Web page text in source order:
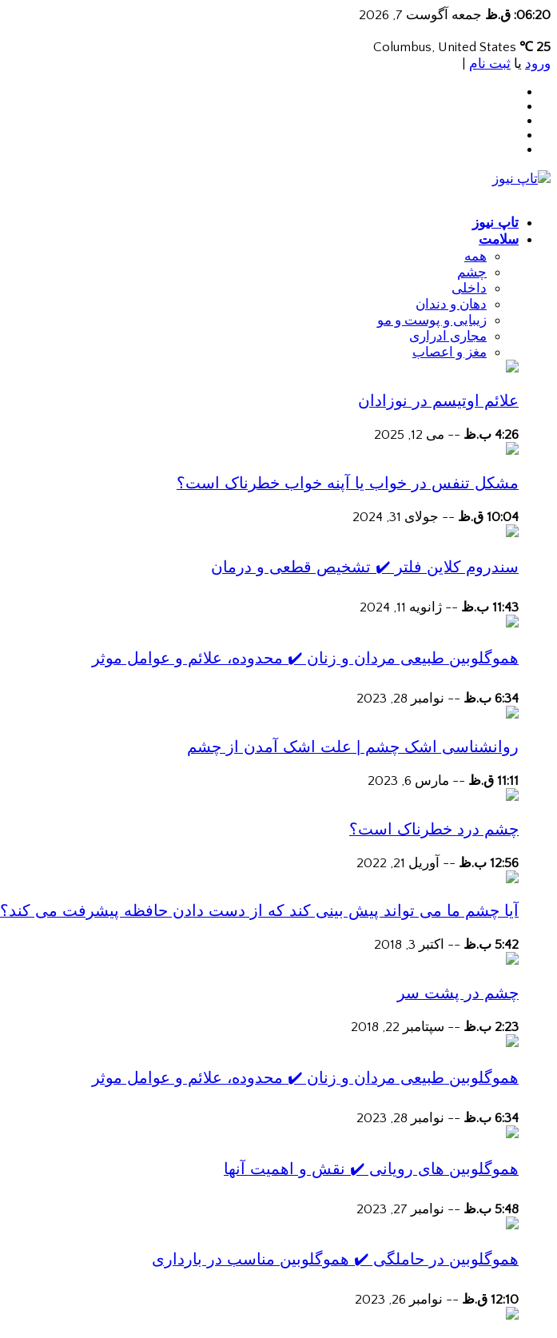
06:20: ق.ظ جمعه آگوست 7, 2026
25 ℃
ورود یا ثبت نام
تاپ نیوز
سلامت
همه
چشم
داخلی
دهان و دندان
زیبایی و پوست و مو
مجاری ادراری
مغز و اعصاب
علائم اوتیسم در نوزادان
4:26 ب.ظ -- می 12, 2025
مشکل تنفس در خواب یا آپنه خواب خطرناک است؟
10:04 ق.ظ -- جولای 31, 2024
سندروم کلاین فلتر ✔️ تشخیص قطعی و درمان
11:43 ب.ظ -- ژانویه 11, 2024
هموگلوبین طبیعی مردان و زنان ✔️ محدوده، علائم و عوامل موثر
6:34 ب.ظ -- نوامبر 28, 2023
روانشناسی اشک چشم | علت اشک آمدن از چشم
11:11 ق.ظ -- مارس 6, 2023
چشم درد خطرناک است؟
12:56 ب.ظ -- آوریل 21, 2022
آیا چشم ما می تواند پیش بینی کند که از دست دادن حافظه پیشرفت می کند؟
5:42 ب.ظ -- اکتبر 3, 2018
چشم در پشت سر
2:23 ب.ظ -- سپتامبر 22, 2018
هموگلوبین طبیعی مردان و زنان ✔️ محدوده، علائم و عوامل موثر
6:34 ب.ظ -- نوامبر 28, 2023
هموگلوبین های رویانی ✔️ نقش و اهمیت آنها
5:48 ب.ظ -- نوامبر 27, 2023
هموگلوبین در حاملگی ✔️ هموگلوبین مناسب در بارداری
12:10 ق.ظ -- نوامبر 26, 2023